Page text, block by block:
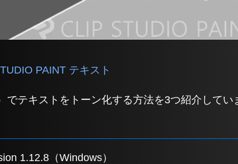
PAINT テキスト
でテキストをトーン化する方法を3つ紹介してい
1.12.8（Windows）